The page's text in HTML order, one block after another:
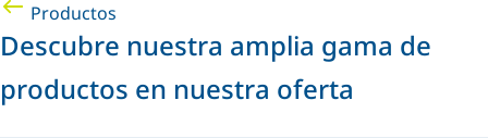
Productos
Descubre nuestra amplia gama de
productos en nuestra oferta